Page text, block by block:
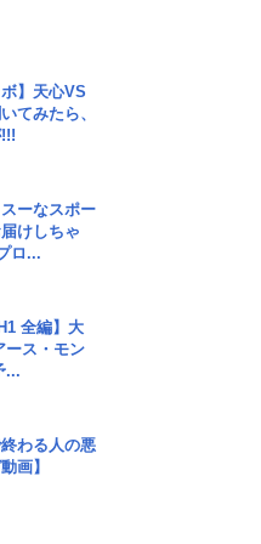
ボ】天心VS
てみたら、
ーなスポー
けしちゃ
ロ...
全編】大
ース・モン
...
終わる人の悪
画】